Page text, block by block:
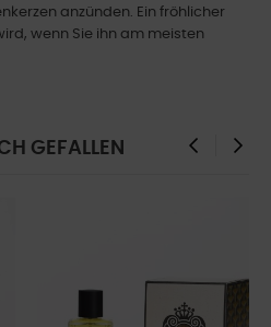
anzünden. Ein fröhlicher
wenn Sie ihn am meisten
GEFALLEN